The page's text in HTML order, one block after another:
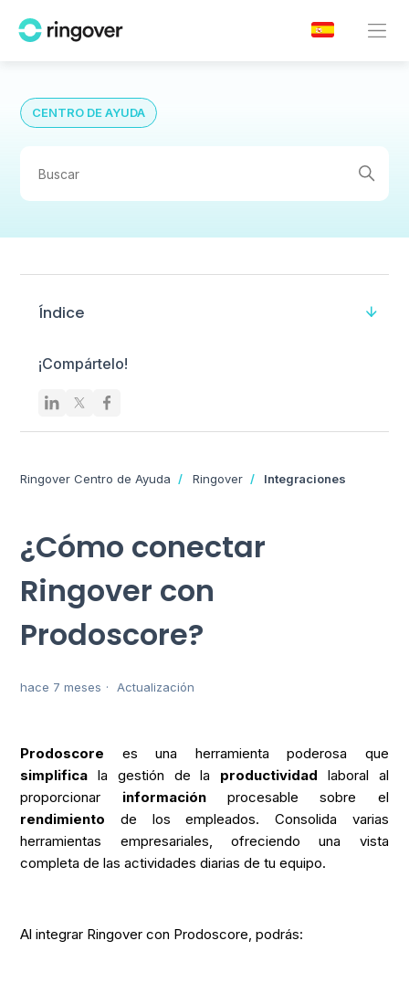
CENTRO DE AYUDA
Índice
¡Compártelo!
Ringover Centro de Ayuda Ringover Integraciones
¿Cómo conectar
Ringover con
Prodoscore?
hace 7 meses Actualización
Prodoscore es una herramienta poderosa que
simplifica la gestión de la productividad laboral al
proporcionar informaciónprocesable sobre el
rendimiento de los empleados. Consolida varias
herramientas empresariales, ofreciendo una vista
completa de las actividades diarias de tu equipo.
Al integrar Ringover con Prodoscore, podrás: